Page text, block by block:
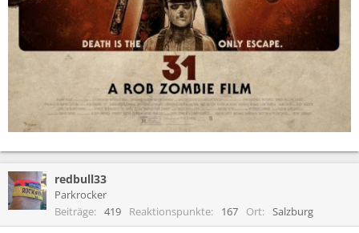
redbull33
Parkrocker
Beiträge
419 Reaktionspunkte 167 Ort Salzburg